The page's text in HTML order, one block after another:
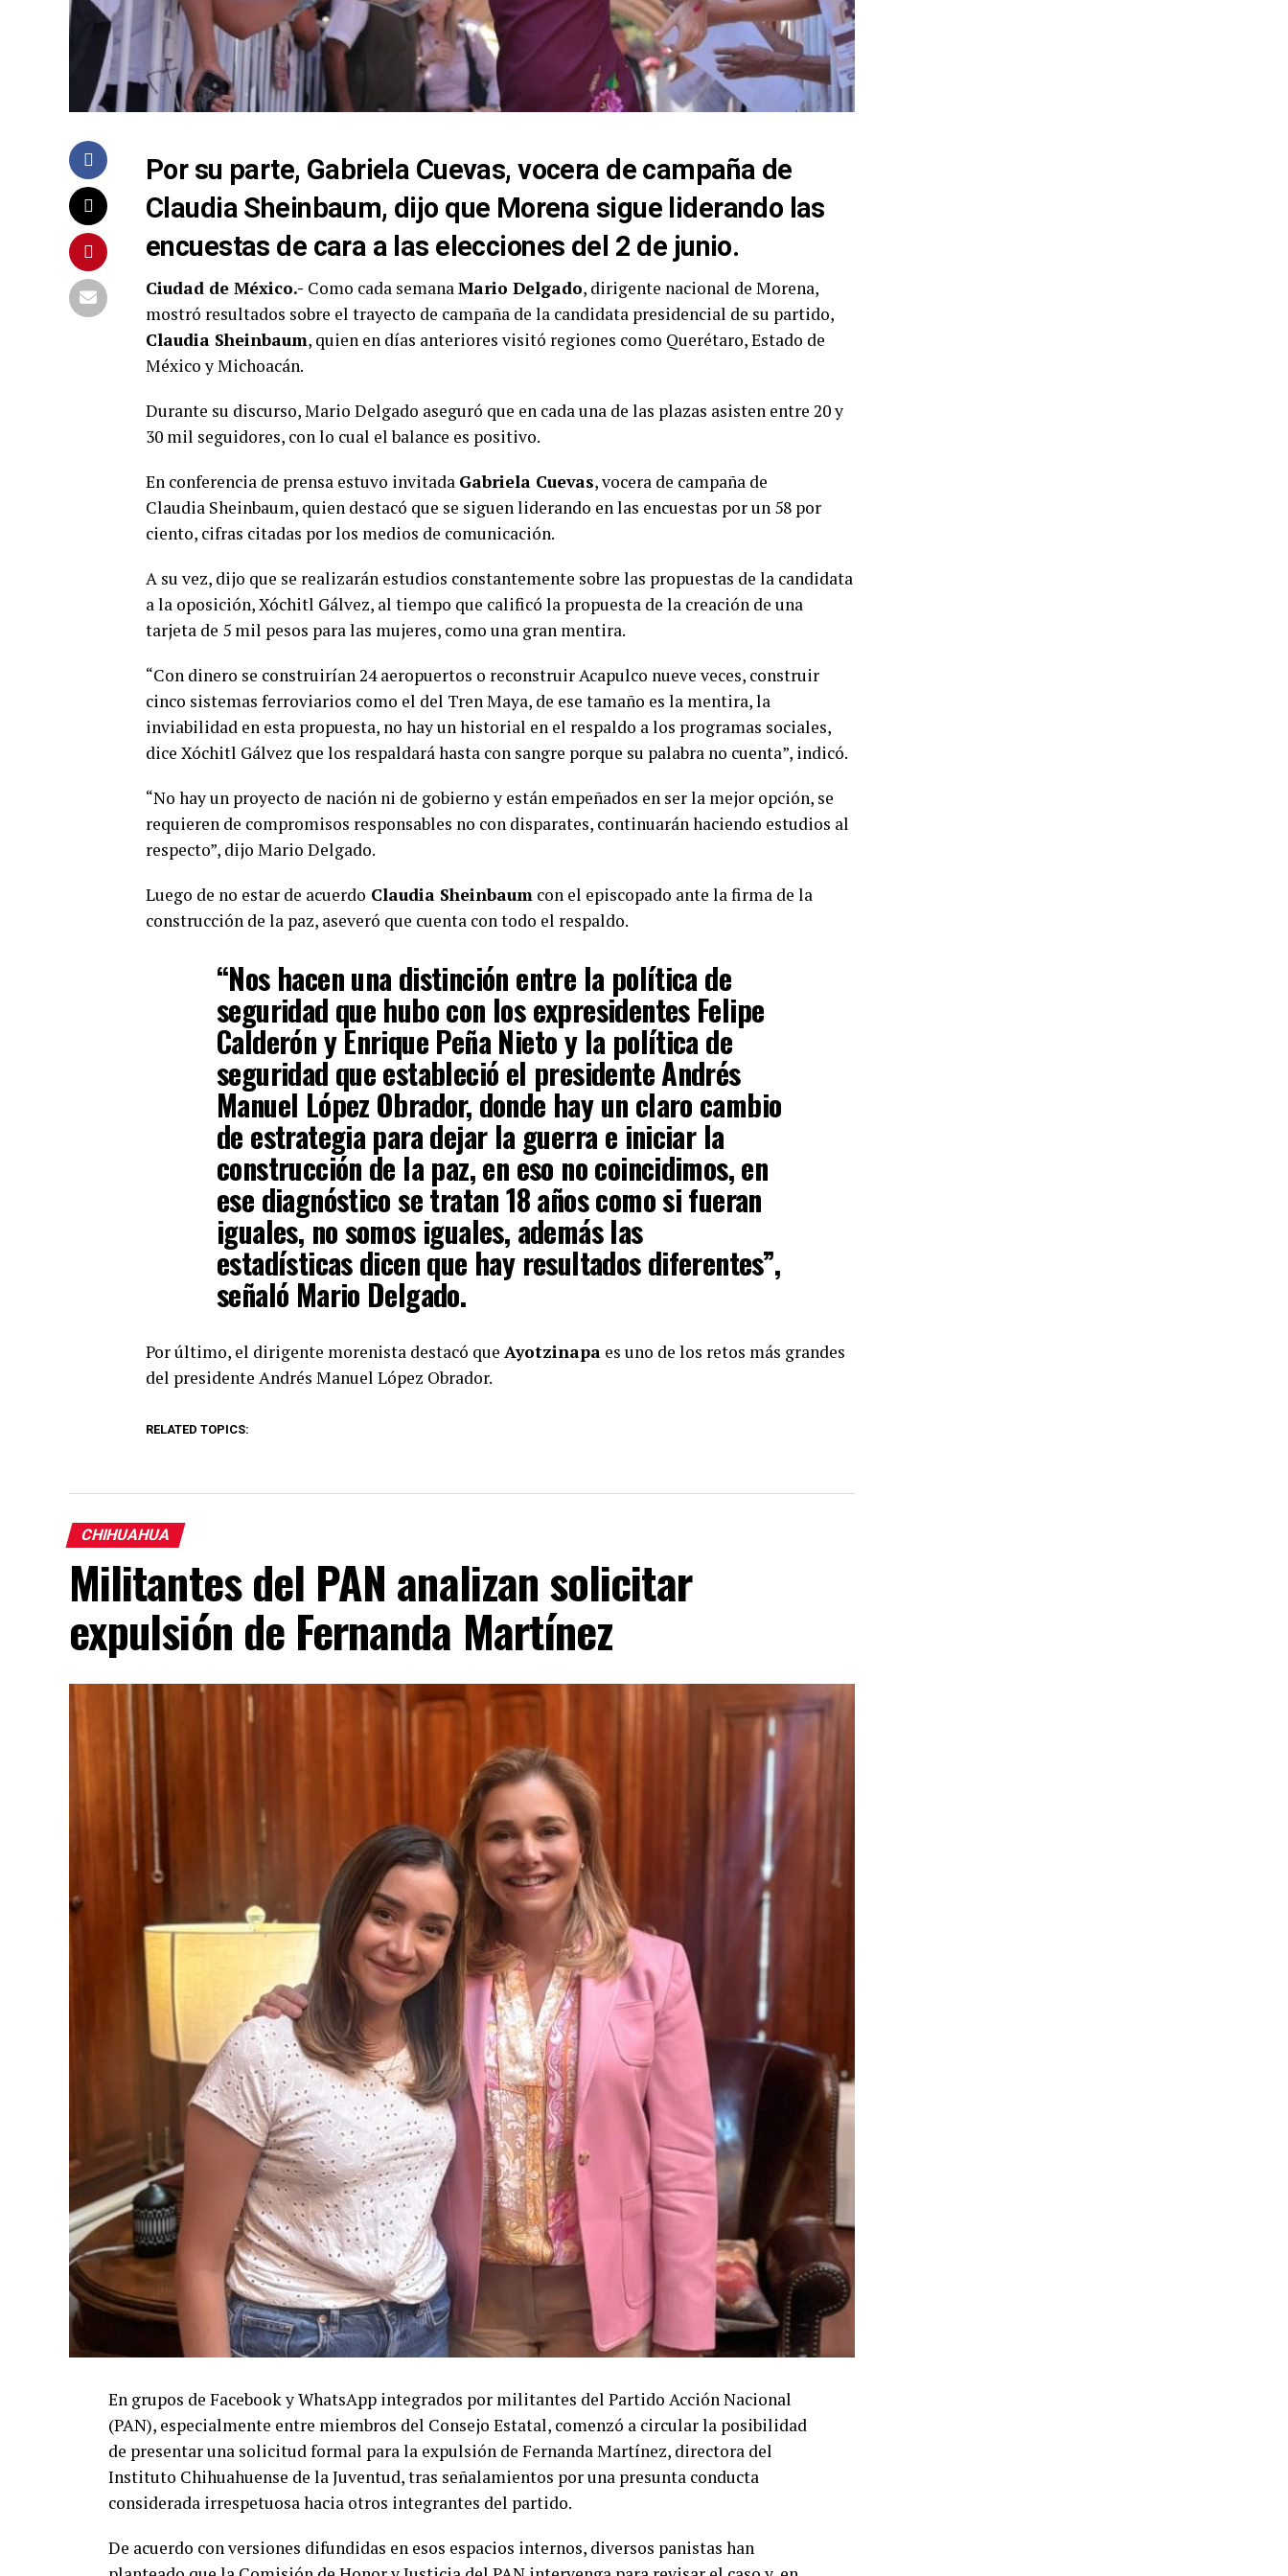
Por su parte, Gabriela Cuevas, vocera de campaña de
Claudia Sheinbaum, dijo que Morena sigue liderando las
encuestas de cara a las elecciones del 2 de junio.
Ciudad de México.- Como cada semanaMario Delgado, dirigente nacional de Morena,
mostró resultados sobre el trayecto de campaña de la candidata presidencial de su partido,
Claudia Sheinbaum, quien en días anteriores visitó regiones como Querétaro, Estado de
México y Michoacán.
Durante su discurso, Mario Delgado aseguró que en cada una de las plazas asisten entre 20 y
30 mil seguidores, con lo cual el balance es positivo.
En conferencia de prensa estuvo invitada Gabriela Cuevas, vocera de campaña de
Claudia Sheinbaum, quien destacó que se siguen liderando en las encuestas por un 58 por
ciento, cifras citadas por los medios de comunicación.
A su vez, dijo que se realizarán estudios constantemente sobre las propuestas de la candidata
a la oposición, Xóchitl Gálvez, al tiempo que calificó la propuesta de la creación de una
tarjeta de 5 mil pesos para las mujeres, como una gran mentira.
“Con dinero se construirían 24 aeropuertos o reconstruir Acapulco nueve veces, construir
cinco sistemas ferroviarios como el del Tren Maya, de ese tamaño es la mentira, la
inviabilidad en esta propuesta, no hay un historial en el respaldo a los programas sociales,
dice Xóchitl Gálvez que los respaldará hasta con sangre porque su palabra no cuenta”, indicó.
“No hay un proyecto de nación ni de gobierno y están empeñados en ser la mejor opción, se
requieren de compromisos responsables no con disparates, continuarán haciendo estudios al
respecto”, dijo Mario Delgado.
Luego de no estar de acuerdo Claudia Sheinbaum con el episcopado ante la firma de la
construcción de la paz, aseveró que cuenta con todo el respaldo.
“Nos hacen una distinción entre la política de
seguridad que hubo con los expresidentes Felipe
Calderón y Enrique Peña Nieto y la política de
seguridad que estableció el presidente Andrés
Manuel López Obrador, donde hay un claro cambio
de estrategia para dejar la guerra e iniciar la
construcción de la paz, en eso no coincidimos, en
ese diagnóstico se tratan 18 años como si fueran
iguales, no somos iguales, además las
estadísticas dicen que hay resultados diferentes”,
señaló Mario Delgado.
Por último, el dirigente morenista destacó que Ayotzinapa es uno de los retos más grandes
del presidente Andrés Manuel López Obrador.
RELATED TOPICS:
CHIHUAHUA
Militantes del PAN analizan solicitar
expulsión de Fernanda Martínez
En grupos de Facebook y WhatsApp integrados por militantes del Partido Acción Nacional
(PAN), especialmente entre miembros del Consejo Estatal, comenzó a circular la posibilidad
de presentar una solicitud formal para la expulsión de Fernanda Martínez, directora del
Instituto Chihuahuense de la Juventud, tras señalamientos por una presunta conducta
considerada irrespetuosa hacia otros integrantes del partido.
De acuerdo con versiones difundidas en esos espacios internos, diversos panistas han